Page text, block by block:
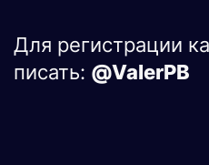
Для регистрации
писать: @ValerPB